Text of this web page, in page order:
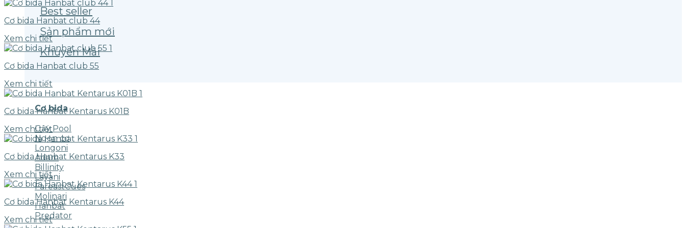
Best seller
Sản phẩm mới
Khuyến Mãi
Cơ bida
Gậy Pool
Ngọn cơ
Longoni
Adam
Billinity
Layani
FareastCues
Molinari
Hanbat
Predator
Cơ bida Hanbat club 44
Xem chi tiết
Cơ bida Hanbat club 55
Xem chi tiết
Cơ bida Hanbat Kentarus K01B
Xem chi tiết
Cơ bida Hanbat Kentarus K33
Xem chi tiết
Cơ bida Hanbat Kentarus K44
Xem chi tiết